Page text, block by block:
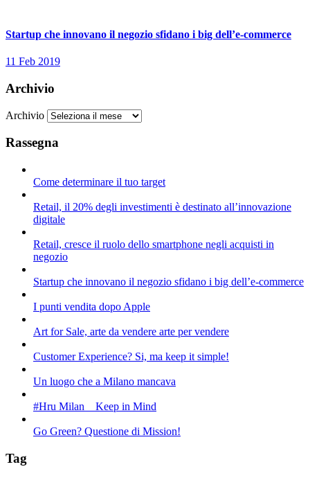
Startup che innovano il negozio sfidano i big dell’e-commerce
11 Feb 2019
Archivio
Archivio
Rassegna
Come determinare il tuo target
Retail, il 20% degli investimenti è destinato all’innovazione
digitale
Retail, cresce il ruolo dello smartphone negli acquisti in
negozio
Startup che innovano il negozio sfidano i big dell’e-commerce
I punti vendita dopo Apple
Art for Sale, arte da vendere arte per vendere
Customer Experience? Si, ma keep it simple!
Un luogo che a Milano mancava
#Hru Milan _ Keep in Mind
Go Green? Questione di Mission!
Tag